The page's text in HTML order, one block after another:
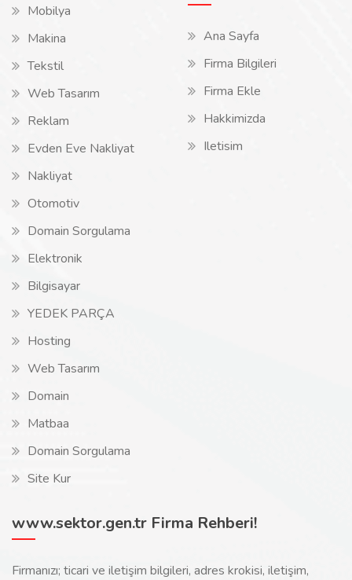
Mobilya
Makina
Tekstil
Web Tasarım
Reklam
Evden Eve Nakliyat
Nakliyat
Otomotiv
Domain Sorgulama
Elektronik
Bilgisayar
YEDEK PARÇA
Hosting
Web Tasarım
Domain
Matbaa
Domain Sorgulama
Site Kur
Ana Sayfa
Firma Bilgileri
Firma Ekle
Hakkimizda
Iletisim
www.sektor.gen.tr Firma Rehberi!
Firmanızı; ticari ve iletişim bilgileri, adres krokisi, iletişim,